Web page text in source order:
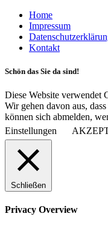
Home
Impressum
Kontakt
Schön das Sie da sind!
Diese Website verwendet
Wir gehen davon aus,
können sich abmelden,
Einstellungen
Schließen
Privacy Overview